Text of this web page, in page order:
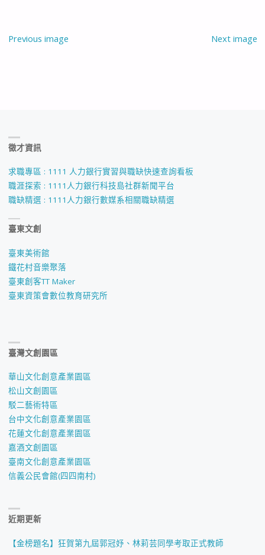
Previous image Next image
徵才資訊
求職專區 : 1111 人力銀行實習與職缺快速查詢看板
職涯探索 : 1111人力銀行科技島社群新聞平台
職缺精選 : 1111人力銀行數媒系相關職缺精選
臺東文創
臺東美術館
鐵花村音樂聚落
臺東創客TT Maker
臺東資策會數位教育研究所
臺灣文創園區
華山文化創意產業園區
松山文創園區
駁二藝術特區
台中文化創意產業園區
花蓮文化創意產業園區
嘉酒文創園區
臺南文化創意產業園區
信義公民會館(四四南村)
近期更新
【金榜題名】狂賀第九屆郭冠妤、林莉芸同學考取正式教師